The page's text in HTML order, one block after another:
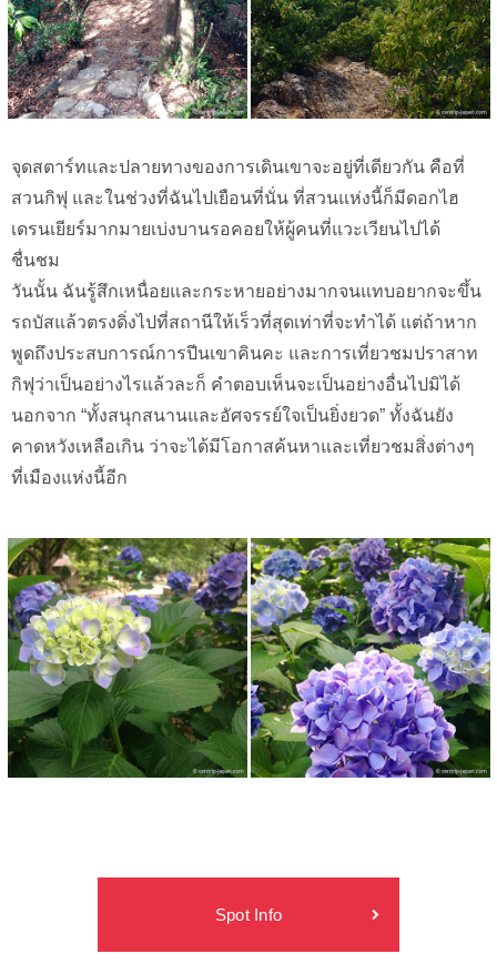
จุดสตาร์ทและปลายทางของการเดินเขาจะอยู่ที่เดียวกัน คือที่
สวนกิฟุ และในช่วงที่ฉันไปเยือนที่นั่น ที่สวนแห่งนี้ก็มีดอกไฮ
เดรนเยียร์มากมายเบ่งบานรอคอยให้ผู้คนที่แวะเวียนไปได้
ชื่นชม
วันนั้น ฉันรู้สึกเหนื่อยและกระหายอย่างมากจนแทบอยากจะขึ้น
รถบัสแล้วตรงดิ่งไปที่สถานีให้เร็วที่สุดเท่าที่จะทำได้ แต่ถ้าหาก
พูดถึงประสบการณ์การปีนเขาคินคะ และการเที่ยวชมปราสาท
กิฟุว่าเป็นอย่างไรแล้วละก็ คำตอบเห็นจะเป็นอย่างอื่นไปมิได้
นอกจาก “ทั้งสนุกสนานและอัศจรรย์ใจเป็นยิ่งยวด” ทั้งฉันยัง
คาดหวังเหลือเกิน ว่าจะได้มีโอกาสค้นหาและเที่ยวชมสิ่งต่างๆ
ที่เมืองแห่งนี้อีก
Spot Info